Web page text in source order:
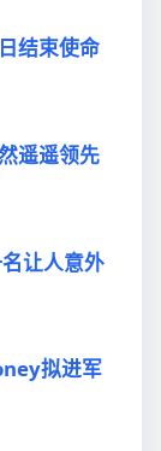
结束使命
遥遥领先
让人意外
拟进军